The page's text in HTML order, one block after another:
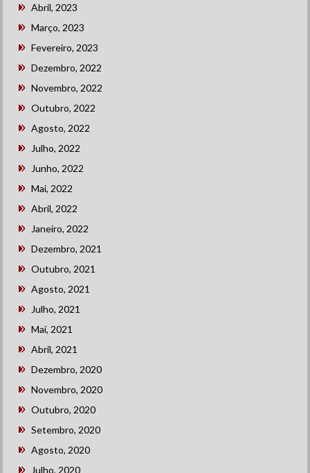
Abril, 2023
Março, 2023
Fevereiro, 2023
Dezembro, 2022
Novembro, 2022
Outubro, 2022
Agosto, 2022
Julho, 2022
Junho, 2022
Mai, 2022
Abril, 2022
Janeiro, 2022
Dezembro, 2021
Outubro, 2021
Agosto, 2021
Julho, 2021
Mai, 2021
Abril, 2021
Dezembro, 2020
Novembro, 2020
Outubro, 2020
Setembro, 2020
Agosto, 2020
Julho, 2020